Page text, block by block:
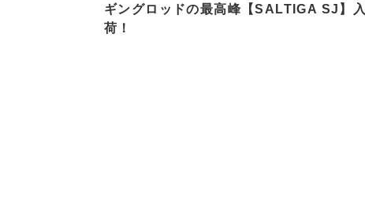
ギングロッドの最高峰【SALTIGA SJ】入
荷！